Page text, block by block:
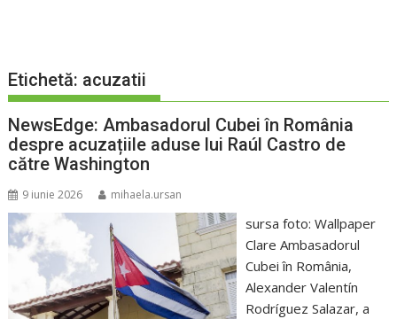
Etichetă: acuzatii
NewsEdge: Ambasadorul Cubei în România
despre acuzațiile aduse lui Raúl Castro de
către Washington
9 iunie 2026 mihaela.ursan
sursa foto: Wallpaper
Clare Ambasadorul
Cubei în România,
Alexander Valentín
Rodríguez Salazar, a